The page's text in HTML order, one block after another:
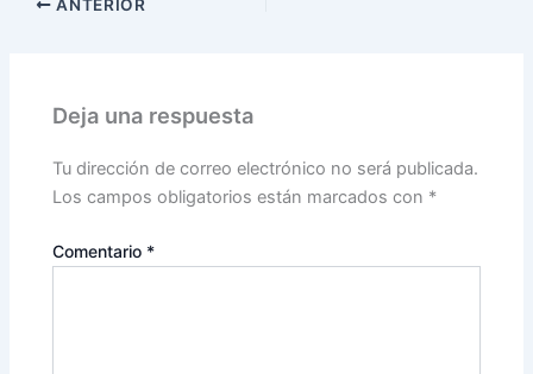
ANTERIOR
Deja una respuesta
Tu dirección de correo electrónico no será publicada.
Los campos obligatorios están marcados con *
Comentario *